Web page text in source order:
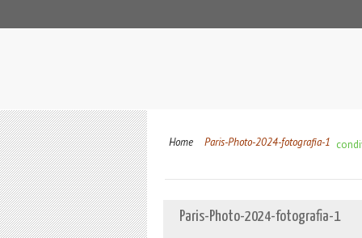
Home Paris-Photo-2024-fotografia-1
Paris-Photo-2024-fotografia-1